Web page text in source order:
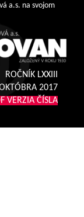
a.s. na svojom
ROČNÍK LXXIII
2017
VERZIA ČÍSLA